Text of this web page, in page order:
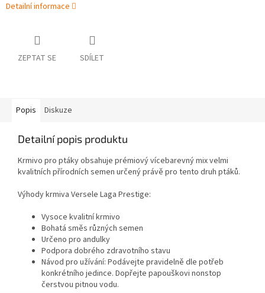
Detailní informace
ZEPTAT SE SDÍLET
Popis Diskuze
Detailní popis produktu
Krmivo pro ptáky obsahuje prémiový vícebarevný mix velmi
kvalitních přírodních semen určený právě pro tento druh ptáků.
Výhody krmiva Versele Laga Prestige:
Vysoce kvalitní krmivo
Bohatá směs různých semen
Určeno pro andulky
Podpora dobrého zdravotního stavu
Návod pro užívání: Podávejte pravidelně dle potřeb
konkrétního jedince. Dopřejte papouškovi nonstop
čerstvou pitnou vodu.